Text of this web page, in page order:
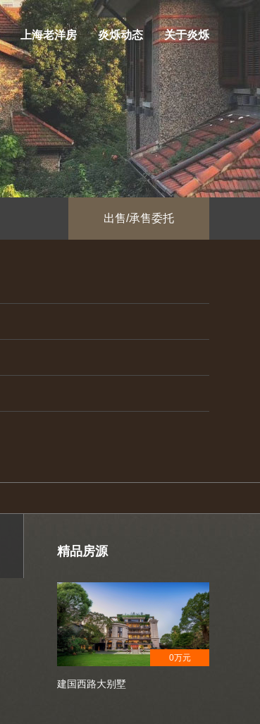
上海老洋房 炎烁动态 关于炎烁
出售/承售委托
精品房源
0万元
建国西路大别墅